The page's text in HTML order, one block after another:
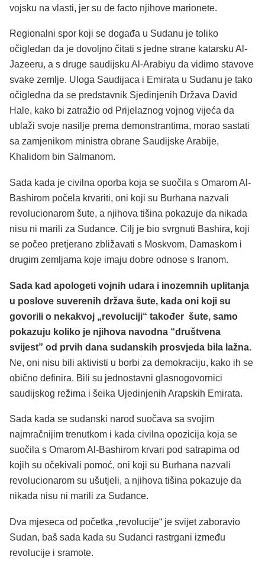
vojsku na vlasti, jer su de facto njihove marionete.
Regionalni spor koji se događa u Sudanu je toliko
očigledan da je dovoljno čitati s jedne strane katarsku Al-
Jazeeru, a s druge saudijsku Al-Arabiyu da vidimo stavove
svake zemlje. Uloga Saudijaca i Emirata u Sudanu je tako
očigledna da se predstavnik Sjedinjenih Država David
Hale, kako bi zatražio od Prijelaznog vojnog vijeća da
ublaži svoje nasilje prema demonstrantima, morao sastati
sa zamjenikom ministra obrane Saudijske Arabije,
Khalidom bin Salmanom.
Sada kada je civilna oporba koja se suočila s Omarom Al-
Bashirom počela krvariti, oni koji su Burhana nazvali
revolucionarom šute, a njihova tišina pokazuje da nikada
nisu ni marili za Sudance. Cilj je bio svrgnuti Bashira, koji
se počeo pretjerano zbližavati s Moskvom, Damaskom i
drugim zemljama koje imaju dobre odnose s Iranom.
Sada kad apologeti vojnih udara i inozemnih uplitanja
u poslove suverenih država šute, kada oni koji su
govorili o nekakvoj „revoluciji“ također šute, samo
pokazuju koliko je njihova navodna “društvena
svijest” od prvih dana sudanskih prosvjeda bila lažna.
Ne, oni nisu bili aktivisti u borbi za demokraciju, kako ih se
obično definira. Bili su jednostavni glasnogovornici
saudijskog režima i šeika Ujedinjenih Arapskih Emirata.
Sada kada se sudanski narod suočava sa svojim
najmračnijim trenutkom i kada civilna opozicija koja se
suočila s Omarom Al-Bashirom krvari pod satrapima od
kojih su očekivali pomoć, oni koji su Burhana nazvali
revolucionarom su ušutjeli, a njihova tišina pokazuje da
nikada nisu ni marili za Sudance.
Dva mjeseca od početka „revolucije“ je svijet zaboravio
Sudan, baš sada kada su Sudanci rastrgani između
revolucije i sramote.